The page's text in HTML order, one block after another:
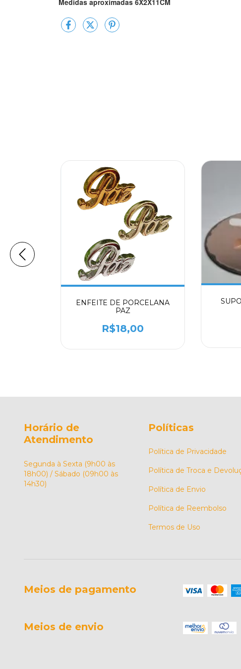
Medidas aproximadas 6X2X11CM
ENFEITE DE PORCELANA
PAZ
R$18,00
Horário de
Atendimento
Segunda à Sexta (9h00 às
18h00) / Sábado (09h00 às
14h30)
Políticas
Política de Privacidade
Política de Troca e
Política de Envio
Política de Reembolso
Termos de Uso
Meios de pagamento
Meios de envio